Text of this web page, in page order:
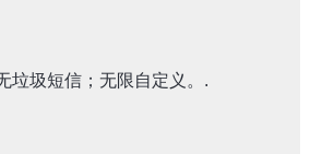
垃圾短信；无限自定义。.